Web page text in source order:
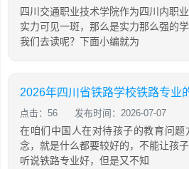
四川交通职业技术学院作为四川内职
实力可见一斑，那么是实力那么强的
我们去读呢？下面小编就为
2026年四川省铁路学校铁路专业
点击：56 发布时间：2026-07-07
在咱们中国人在对待孩子的教育问
念，就是什么都要较好的，不能让孩
听说铁路专业好，但是又不知